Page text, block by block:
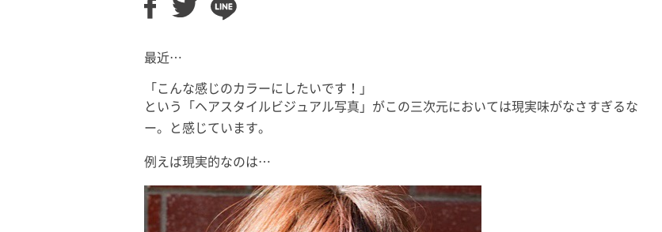
最近…
「こんな感じのカラーにしたいです！」
という「ヘアスタイルビジュアル写真」がこの三次元においては現実味がなさすぎるな
ー。と感じています。
例えば現実的なのは…